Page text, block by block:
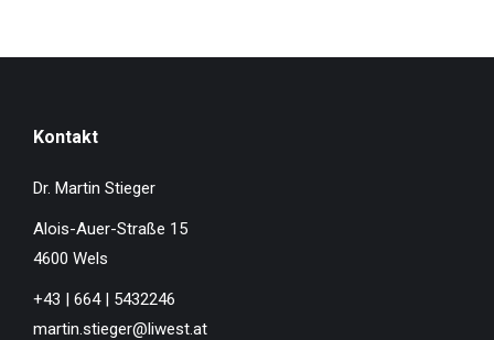
Kontakt
Dr. Martin Stieger
Alois-Auer-Straße 15
4600 Wels
+43 | 664 | 5432246
martin.stieger@liwest.at